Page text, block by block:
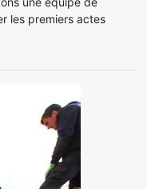
les premiers actes